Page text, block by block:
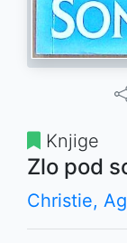
Knjige
Zlo pod
Christie,